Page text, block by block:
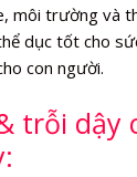
môi trường và
dục tốt cho
con người.
trỗi dậy